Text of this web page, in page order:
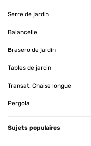
Alles super Alles super
Amazon-Benutzer
Traduire
ist ein echter
Serre de jardin
Balancelle
Brasero de jardin
Tables de jardin
Transat, Chaise longue
Pergola
Sujets populaires